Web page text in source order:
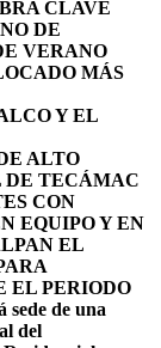
CLAVE
DE
VERANO
MÁS
Y EL
ALTO
DE TECÁMAC
CON
EQUIPO Y EN
EL
EL PERIODO
sede de una
del